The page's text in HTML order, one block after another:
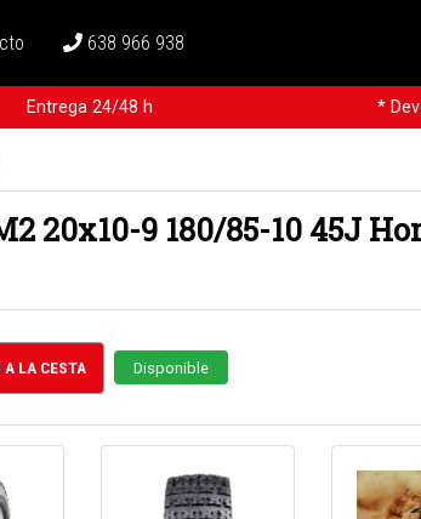
638 966 938
Entrega 24/48 h *
20x10-9 180/85-10 45J
A LA CESTA Disponible